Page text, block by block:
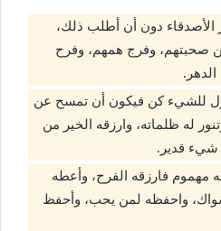
الأصدقاء دون أن أطلب ذلك،
صحبتهم، وفرج همهم، وفرح
للشيء كن فيكون أن تمسح عن
له ظلماته، وارزقه الخير من
شيء قدير.
فارزقه الفرح، وأعطه
سواك، واحفظه لمن يحب، وأحفظ